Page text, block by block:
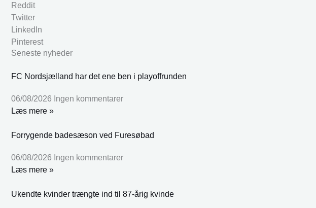
Reddit
Twitter
LinkedIn
Pinterest
Seneste nyheder
FC Nordsjælland har det ene ben i playoffrunden
06/08/2026 Ingen kommentarer
Læs mere »
Forrygende badesæson ved Furesøbad
06/08/2026 Ingen kommentarer
Læs mere »
Ukendte kvinder trængte ind til 87-årig kvinde